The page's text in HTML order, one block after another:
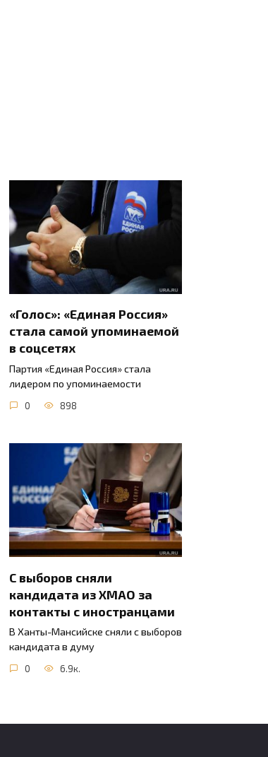
«Голос»: «Единая Россия»
стала самой упоминаемой
в соцсетях
Партия «Единая Россия» стала
лидером по упоминаемости
0 898
С выборов сняли
кандидата из ХМАО за
контакты с иностранцами
В Ханты-Мансийске сняли с выборов
кандидата в думу
0 6.9к.